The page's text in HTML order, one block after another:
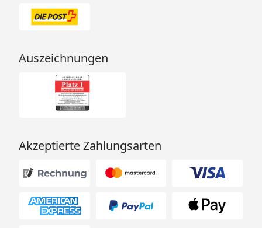
Auszeichnungen
Akzeptierte Zahlungsarten